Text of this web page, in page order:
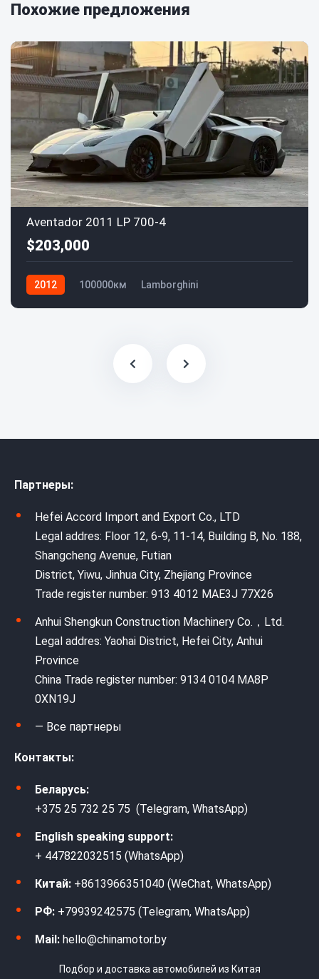
Похожие предложения
Aventador 2011 LP 700-4
$203,000
2012 100000км Lamborghini
Партнеры:
Hefei Accord Import and Export Co., LTD
Legal addres: Floor 12, 6-9, 11-14, Building B, No. 188,
Shangcheng Avenue, Futian
District, Yiwu, Jinhua City, Zhejiang Province
Trade register number: 913 4012 MAE3J 77X26
Anhui Shengkun Construction Machinery Co.，Ltd.
Legal addres: Yaohai District, Hefei City, Anhui
Province
China Trade register number: 9134 0104 MA8P
0XN19J
— Все партнеры
Контакты:
Беларусь:
+375 25 732 25 75 (Telegram, WhatsApp)
English speaking support:
+ 447822032515 (WhatsApp)
Китай: +8613966351040 (WeChat, WhatsApp)
РФ: +79939242575 (Telegram, WhatsApp)
Mail: hello@chinamotor.by
Подбор и доставка автомобилей из Китая